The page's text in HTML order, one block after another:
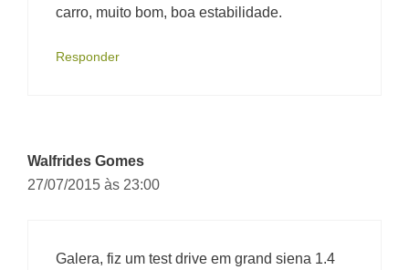
carro, muito bom, boa estabilidade.
Responder
Walfrides Gomes
27/07/2015 às 23:00
Galera, fiz um test drive em grand siena 1.4